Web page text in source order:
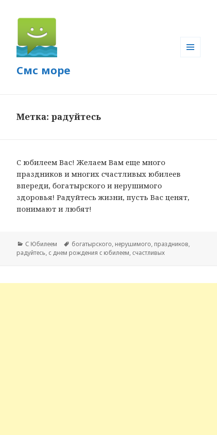
Смс море
Метка: радуйтесь
С юбилеем Вас! Желаем Вам еще много
праздников и многих счастливых юбилеев
впереди, богатырского и нерушимого
здоровья! Радуйтесь жизни, пусть Вас ценят,
понимают и любят!
Рубрики
С Юбилеем Метки
богатырского, нерушимого, праздников,
радуйтесь, с днем рождения с юбилеем, счастливых